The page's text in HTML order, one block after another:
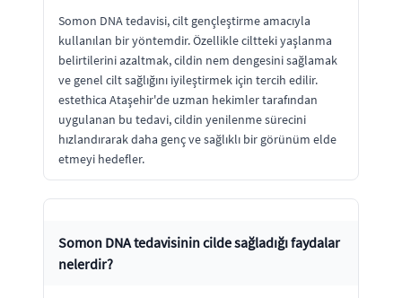
Somon DNA tedavisi, cilt gençleştirme amacıyla
kullanılan bir yöntemdir. Özellikle ciltteki yaşlanma
belirtilerini azaltmak, cildin nem dengesini sağlamak
ve genel cilt sağlığını iyileştirmek için tercih edilir.
estethica Ataşehir'de uzman hekimler tarafından
uygulanan bu tedavi, cildin yenilenme sürecini
hızlandırarak daha genç ve sağlıklı bir görünüm elde
etmeyi hedefler.
Somon DNA tedavisinin cilde sağladığı faydalar
nelerdir?